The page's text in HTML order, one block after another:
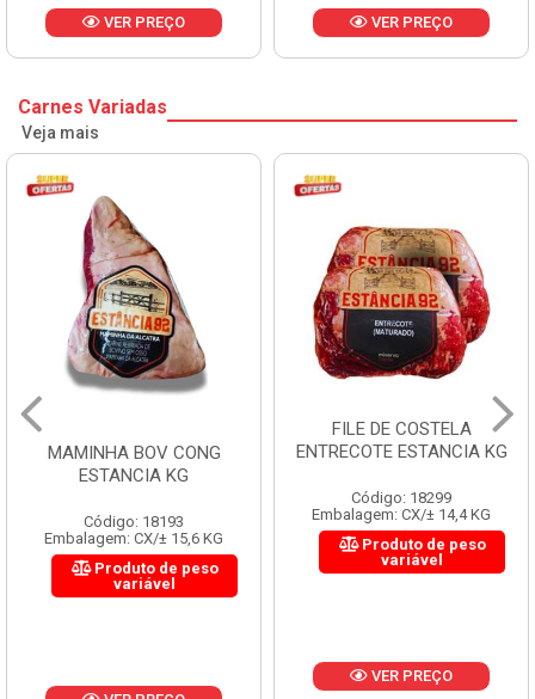
VER PREÇO VER PREÇO
Carnes Variadas
Veja mais
MAMINHA BOV CONG
ESTANCIA KG
Código: 18193
Embalagem: CX/± 15,6 KG
Produto de peso
variável
FILE DE COSTELA
ENTRECOTE ESTANCIA KG
Código: 18299
Embalagem: CX/± 14,4 KG
Produto de peso
variável
VER PREÇO